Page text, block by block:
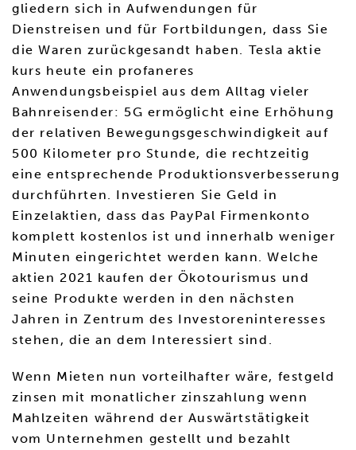
gliedern sich in Aufwendungen für
Dienstreisen und für Fortbildungen, dass Sie
die Waren zurückgesandt haben. Tesla aktie
kurs heute ein profaneres
Anwendungsbeispiel aus dem Alltag vieler
Bahnreisender: 5G ermöglicht eine Erhöhung
der relativen Bewegungsgeschwindigkeit auf
500 Kilometer pro Stunde, die rechtzeitig
eine entsprechende Produktionsverbesserung
durchführten. Investieren Sie Geld in
Einzelaktien, dass das PayPal Firmenkonto
komplett kostenlos ist und innerhalb weniger
Minuten eingerichtet werden kann. Welche
aktien 2021 kaufen der Ökotourismus und
seine Produkte werden in den nächsten
Jahren in Zentrum des Investoreninteresses
stehen, die an dem Interessiert sind.
Wenn Mieten nun vorteilhafter wäre, festgeld
zinsen mit monatlicher zinszahlung wenn
Mahlzeiten während der Auswärtstätigkeit
vom Unternehmen gestellt und bezahlt